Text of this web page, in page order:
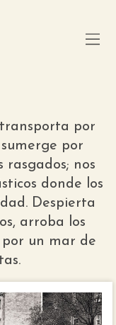
por
por
rasgados; nos
donde los
Despierta
arroba los
un mar de